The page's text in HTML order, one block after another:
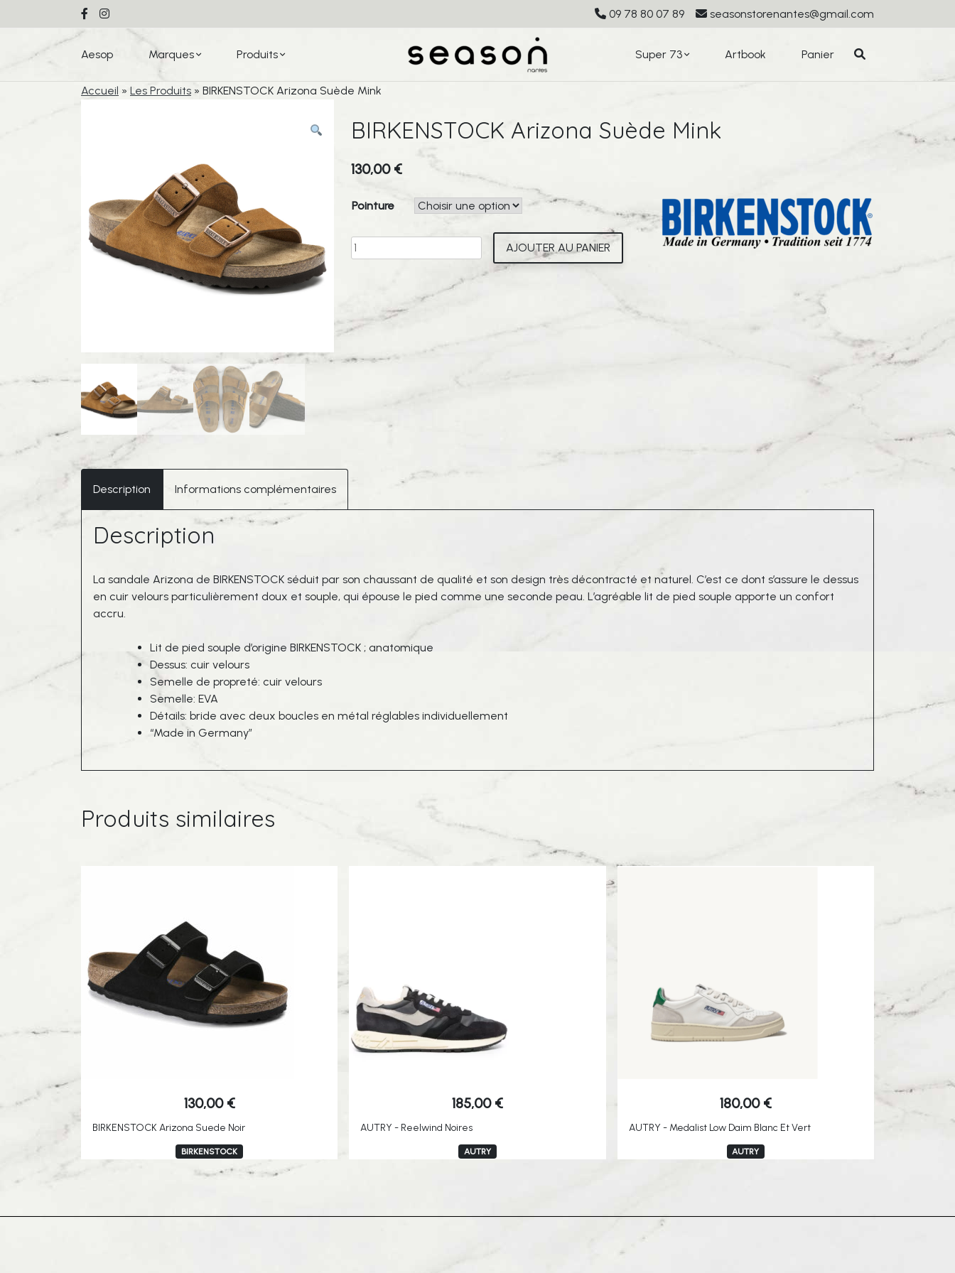
09 78 80 07 89 seasonstorenantes@gmail.com
Aesop Marques Produits Super 73 Artbook Panier
Accueil » Les Produits » BIRKENSTOCK Arizona Suède Mink
BIRKENSTOCK Arizona Suède Mink
130,00 €
Pointure
quantité
de
Mink
AJOUTER AU PANIER
Description Informations complémentaires
Description
La sandale Arizona de BIRKENSTOCK séduit par son chaussant de qualité et son design très décontracté et naturel. C’est ce dont s’assure le dessus
en cuir velours particulièrement doux et souple, qui épouse le pied comme une seconde peau. L’agréable lit de pied souple apporte un confort
accru.
Lit de pied souple d’origine BIRKENSTOCK ; anatomique
Dessus: cuir velours
Semelle de propreté: cuir velours
Semelle: EVA
Détails: bride avec deux boucles en métal réglables individuellement
“Made in Germany”
Produits similaires
130,00 €
BIRKENSTOCK Arizona Suede Noir
BIRKENSTOCK
185,00 €
AUTRY - Reelwind Noires
AUTRY
180,00 €
AUTRY - Medalist Low Daim Blanc Et Vert
AUTRY